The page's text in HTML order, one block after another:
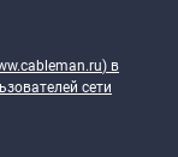
) в
сети